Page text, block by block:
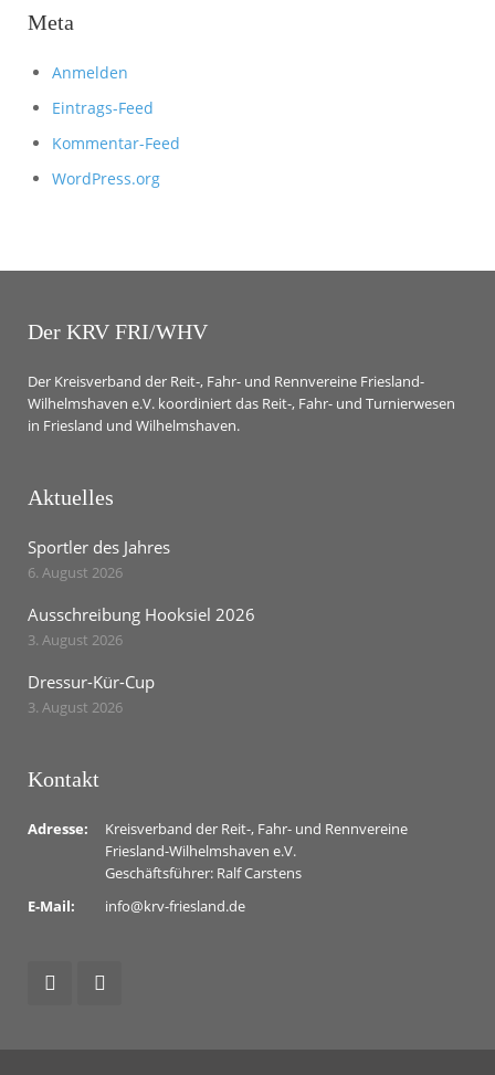
Meta
Anmelden
Eintrags-Feed
Kommentar-Feed
WordPress.org
Der KRV FRI/WHV
Der Kreisverband der Reit-, Fahr- und Rennvereine Friesland-
Wilhelmshaven e.V. koordiniert das Reit-, Fahr- und Turnierwesen
in Friesland und Wilhelmshaven.
Aktuelles
Sportler des Jahres
6. August 2026
Ausschreibung Hooksiel 2026
3. August 2026
Dressur-Kür-Cup
3. August 2026
Kontakt
Adresse:
Kreisverband der Reit-, Fahr- und Rennvereine
Friesland-Wilhelmshaven e.V.
Geschäftsführer: Ralf Carstens
E-Mail:
info@krv-friesland.de